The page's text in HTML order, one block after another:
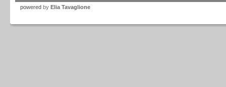
powered by Elia Tavaglione